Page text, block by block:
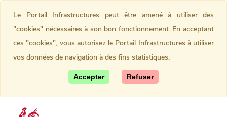
Le Portail Infrastructures peut être amené à utiliser des
"cookies" nécessaires à son bon fonctionnement. En acceptant
ces "cookies", vous autorisez le Portail Infrastructures à utiliser
vos données de navigation à des fins statistiques.
Accepter Refuser